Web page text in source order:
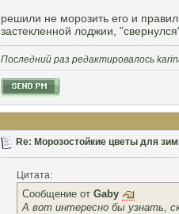
решили не морозить его и
застекленной лоджии,
Последний раз редактировалось
Re: Морозостойкие цветы для
Цитата:
Сообщение от Gaby
А вот интересно бы узнать,